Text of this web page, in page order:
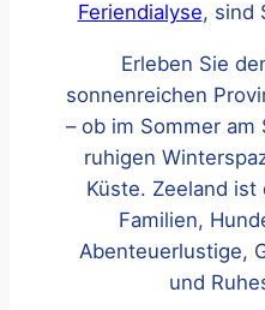
Feriendialyse, sind
Erleben Sie
sonnenreichen
– ob im Sommer
ruhigen
Küste. Zeeland
Familien,
Abenteuerlustige,
und